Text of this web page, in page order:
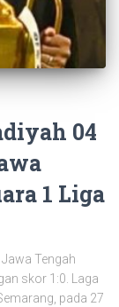
04
1 Liga
Tengah
skor 1:0. Laga
pada 27